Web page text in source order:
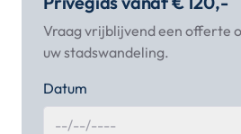
Vraag vrijblijvend een offerte
uw stadswandeling.
Datum